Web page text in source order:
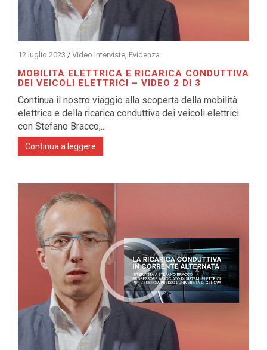
12 luglio 2023 / Video Interviste Evidenza
MOBILITÀ ELETTRICA E RICARICA CONDUTTIVA
DEI VEICOLI ELETTRICI – VIDEO 2 DI 3
Continua il nostro viaggio alla scoperta della mobilità
elettrica e della ricarica conduttiva dei veicoli elettrici
con Stefano Bracco,...
Continua a leggere